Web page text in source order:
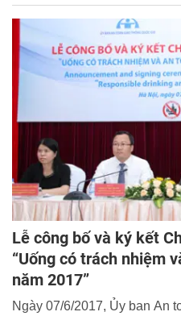
Lễ công bố và ký kết
“Uống có trách nhiệm
năm 2017”
Ngày 07/6/2017, Ủy ban An